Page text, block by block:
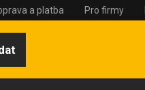
a platba Pro firmy